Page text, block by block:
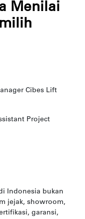
Menilai
Cibes Lift
Project
Indonesia bukan
jejak, showroom,
garansi,